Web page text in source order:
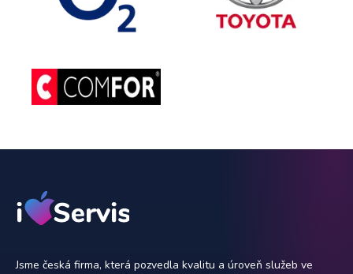
Jsme česká firma, která pozvedla kvalitu a úroveň služeb ve